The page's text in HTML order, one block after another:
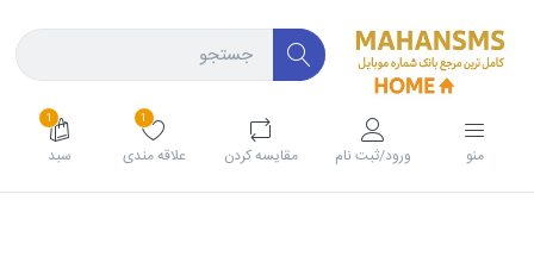
منو ورود/ثبت نام مقايسه كردن
1
علاقه مندی
1
سبد